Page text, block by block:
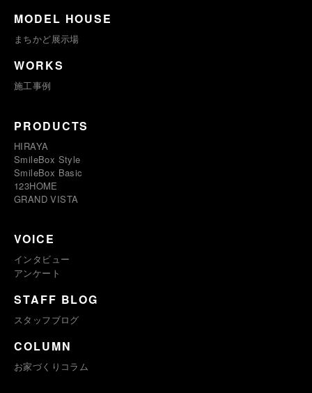
MODEL HOUSE
まちかど展示場
WORKS
施工事例
PRODUCTS
HIRAYA
SmileBox Style
SmileBox Basic
123HOME
GRAND VISTA
VOICE
インタビュー
アンケート
STAFF BLOG
スタッフブログ
COLUMN
お家づくりコラム